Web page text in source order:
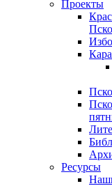
Проекты
Ресурсы